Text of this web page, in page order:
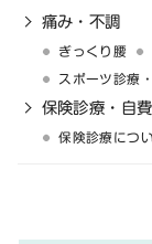
痛み・不調
ぎっくり腰
スポーツ診療
保険診療・自
保険診療につ